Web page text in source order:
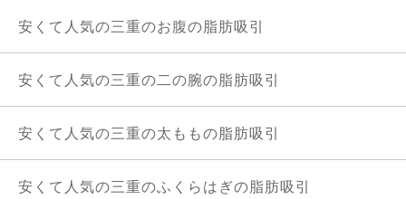
安くて人気の三重のお腹の脂肪吸引
安くて人気の三重の二の腕の脂肪吸引
安くて人気の三重の太ももの脂肪吸引
安くて人気の三重のふくらはぎの脂肪吸引